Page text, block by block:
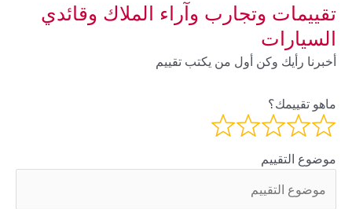
تقييمات وتجارب وآراء الملاك وقائدي
السيارات
أخبرنا رأيك وكن أول من يكتب تقييم
ماهو تقييمك؟
موضوع التقييم